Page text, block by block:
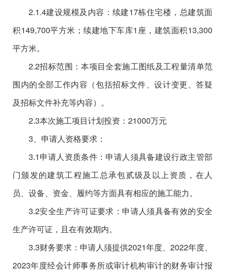
2.1.4建设规模及内容：续建17栋住宅楼，总建筑面
积149,700平方米；续建地下车库1座，建筑面积13,300
平方米。
2.2招标范围：本项目全套施工图纸及工程量清单范
围内的全部工作内容（包括招标文件、设计变更、答疑
及招标文件补充等内容）。
2.3本次施工项目计划投资：21000万元
3、申请人资格要求：
3.1申请人资质条件：申请人须具备建设行政主管部
门颁发的建筑工程施工总承包贰级及以上资质，在人
员、设备、资金、履约等方面具有相应的施工能力。
3.2安全生产许可证要求：申请人须具备有效的安全
生产许可证，且在有效期内。
3.3财务要求：申请人须提供2021年度、2022年度、
2023年度经会计师事务所或审计机构审计的财务审计报